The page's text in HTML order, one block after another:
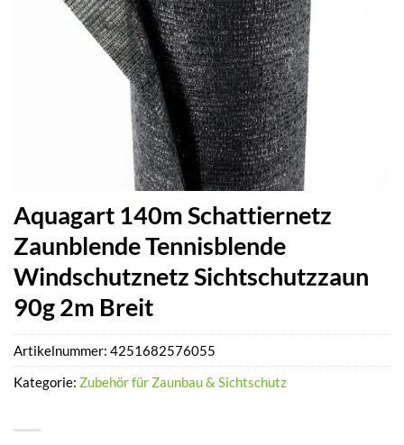
Aquagart 140m Schattiernetz
Zaunblende Tennisblende
Windschutznetz Sichtschutzzaun
90g 2m Breit
Artikelnummer: 4251682576055
Kategorie: Zubehör für Zaunbau & Sichtschutz